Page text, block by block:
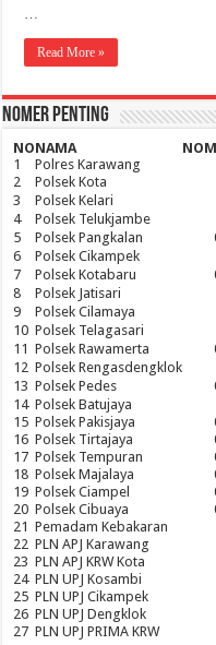
Read More »
Nomer Penting
NONAMA
1
Polres Karawang
2
Polsek Kota
3
Polsek Kelari
4
Polsek Telukjambe
5
Polsek Pangkalan
6
Polsek Cikampek
7
Polsek Kotabaru
8
Polsek Jatisari
9
Polsek Cilamaya
10 Polsek Telagasari
11 Polsek Rawamerta
12 Polsek Rengasdengklok
13 Polsek Pedes
14 Polsek Batujaya
15 Polsek Pakisjaya
16 Polsek Tirtajaya
17 Polsek Tempuran
18 Polsek Majalaya
19 Polsek Ciampel
20 Polsek Cibuaya
21 Pemadam Kebakaran
22 PLN APJ Karawang
23 PLN APJ KRW Kota
24 PLN UPJ Kosambi
25 PLN UPJ Cikampek
26 PLN UPJ Dengklok
27 PLN UPJ PRIMA KRW